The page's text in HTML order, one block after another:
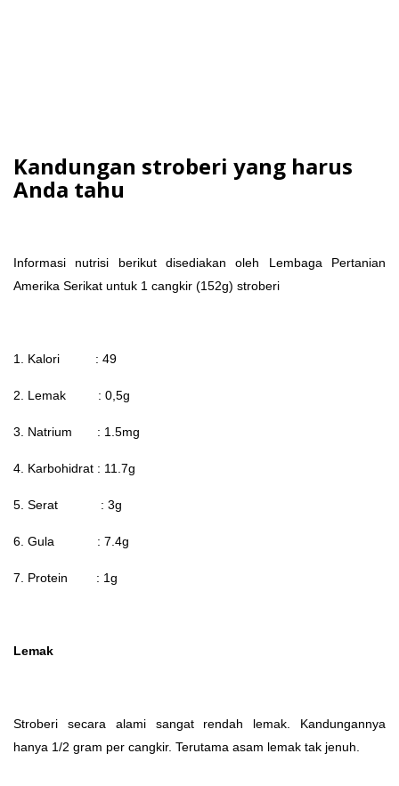
Kandungan stroberi yang harus
Anda tahu
Informasi nutrisi berikut disediakan oleh Lembaga Pertanian
Amerika Serikat untuk 1 cangkir (152g) stroberi
1. Kalori : 49
2. Lemak : 0,5g
3. Natrium : 1.5mg
4. Karbohidrat : 11.7g
5. Serat : 3g
6. Gula : 7.4g
7. Protein : 1g
Lemak
Stroberi secara alami sangat rendah lemak. Kandungannya
hanya 1/2 gram per cangkir. Terutama asam lemak tak jenuh.